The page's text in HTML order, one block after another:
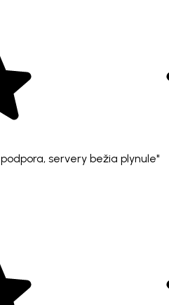
servery bežia plynule"